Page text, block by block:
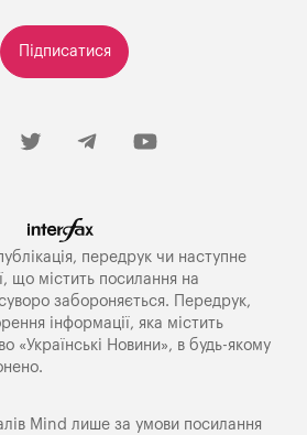
Підписатися
передрук чи наступне
що мiстить посилання на
забороняється. Передрук,
інформації, яка містить
«Українські Новини», в будь-якому
Mind лише за умови посилання